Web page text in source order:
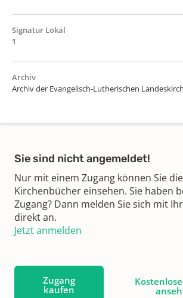
Signatur Lokal
1
Archiv
Archiv der Evangelisch-Lutherischen
Sie sind nicht angemeldet!
Nur mit einem Zugang können Sie
Kirchenbücher einsehen. Sie haben
Zugang? Dann melden Sie sich mit
direkt an.
Jetzt anmelden
Zugang
kaufen